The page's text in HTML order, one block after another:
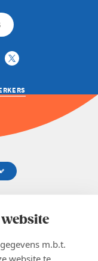
website
m.b.t.
website te